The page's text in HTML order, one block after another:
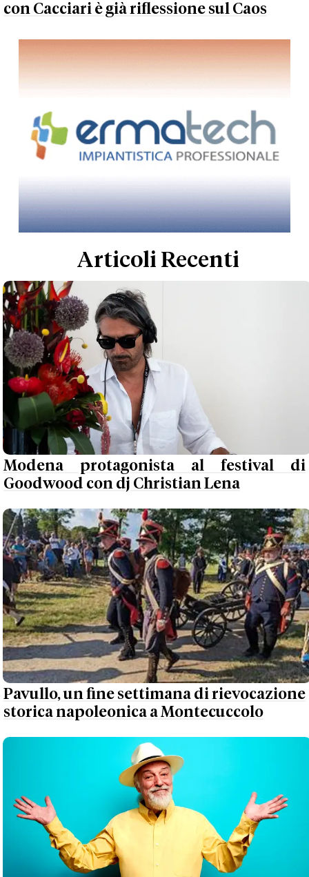
con Cacciari è già riflessione sul Caos
Articoli Recenti
Modena protagonista al festival di
Goodwood con dj Christian Lena
Pavullo, un fine settimana di rievocazione
storica napoleonica a Montecuccolo